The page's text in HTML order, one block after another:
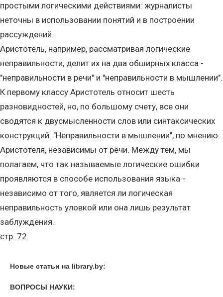
простыми логическими действиями: журналисты
неточны в использовании понятий и в построении
рассуждений.
Аристотель, например, рассматривая логические
неправильности, делит их на два обширных класса -
"неправильности в речи" и "неправильности в мышлении".
К первому классу Аристотель относит шесть
разновидностей, но, по большому счету, все они
сводятся к двусмысленности слов или синтаксических
конструкций. "Неправильности в мышлении", по мнению
Аристотеля, независимы от речи. Между тем, мы
полагаем, что так называемые логические ошибки
проявляются в способе использования языка -
независимо от того, является ли логическая
неправильность уловкой или она лишь результат
заблуждения.
стр. 72
Новые статьи на library.by:
ВОПРОСЫ НАУКИ: